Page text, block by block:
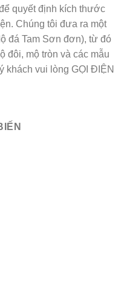
quyết định kích thước
Chúng tôi đưa ra một
đá Tam Sơn đơn), từ đó
đôi, mộ tròn và các mẫu
khách vui lòng GỌI ĐIỆN